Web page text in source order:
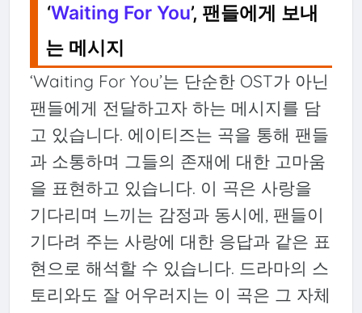
‘Waiting For You’, 팬들에게 보내
는 메시지
‘Waiting For You’는 단순한 OST가 아닌
팬들에게 전달하고자 하는 메시지를 담
고 있습니다. 에이티즈는 곡을 통해 팬들
과 소통하며 그들의 존재에 대한 고마움
을 표현하고 있습니다. 이 곡은 사랑을
기다리며 느끼는 감정과 동시에, 팬들이
기다려 주는 사랑에 대한 응답과 같은 표
현으로 해석할 수 있습니다. 드라마의 스
토리와도 잘 어우러지는 이 곡은 그 자체